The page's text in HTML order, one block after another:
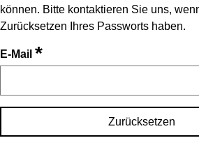
können. Bitte kontaktieren Sie uns,
Zurücksetzen Ihres Passworts haben.
E-Mail *
Zurücksetzen